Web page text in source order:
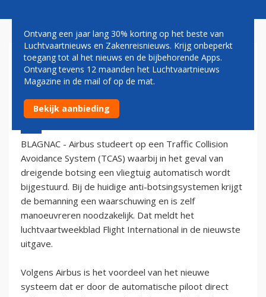
AIRBUS STUDEERT OP
AUTOMATISCH TCA-SYSTEEM
21 maart 2006 - 1:00
BLAGNAC - Airbus studeert op een Traffic Collision
Avoidance System (TCAS) waarbij in het geval van
dreigende botsing een vliegtuig automatisch wordt
bijgestuurd. Bij de huidige anti-botsingsystemen krijgt
de bemanning een waarschuwing en is zelf
manoeuvreren noodzakelijk. Dat meldt het
luchtvaartweekblad Flight International in de nieuwste
uitgave.
Volgens Airbus is het voordeel van het nieuwe
systeem dat er door de automatische piloot direct
Ontvang een jaar lang 30% korting op het beste van
Luchtvaartnieuws en Zakenreisnieuws. Krijg onbeperkt
toegang tot al het nieuws en de bijbehorende Apps.
Ontvang tevens 12 maanden het Luchtvaartnieuws
Magazine in de mail of op de mat.
Bekijk aanbieding